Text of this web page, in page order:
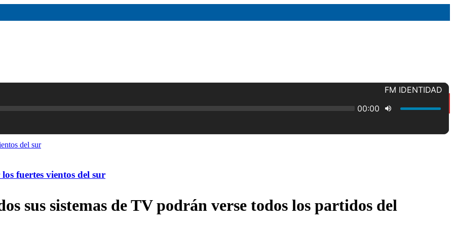
fuertes vientos del sur
sus sistemas de TV podrán verse todos los partidos del